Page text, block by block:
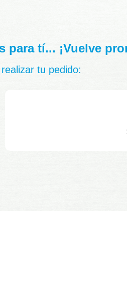
para tí... ¡Vuelve
tu pedido: